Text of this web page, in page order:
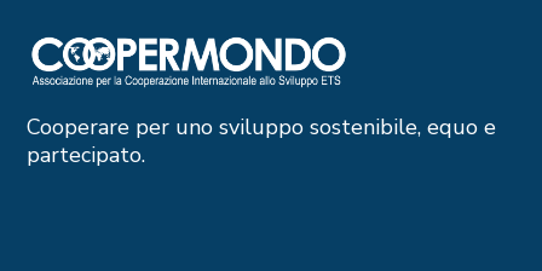
Cooperare per uno sviluppo sostenibile, equo e
partecipato.